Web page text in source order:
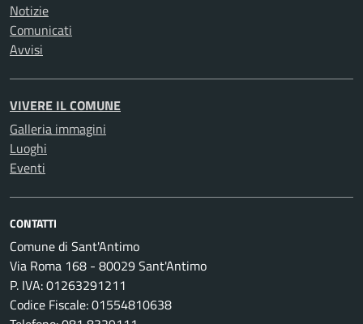
Notizie
Comunicati
Avvisi
VIVERE IL COMUNE
Galleria immagini
Luoghi
Eventi
CONTATTI
Comune di Sant'Antimo
Via Roma 168 - 80029 Sant'Antimo
P. IVA: 01263291211
Codice Fiscale: 01554810638